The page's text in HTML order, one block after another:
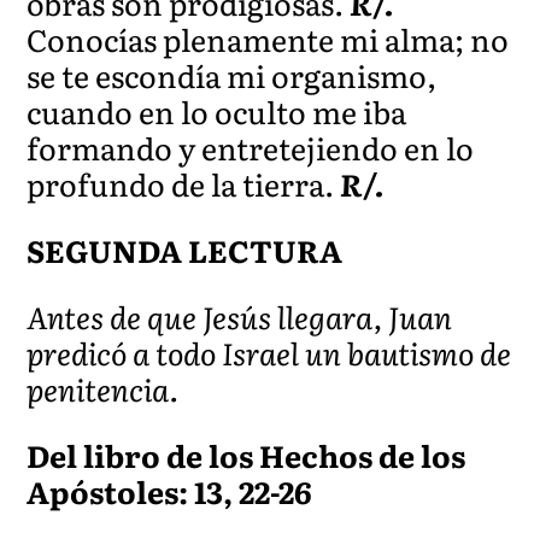
Conocías plenamente mi alma; no
se te escondía mi organismo,
cuando en lo oculto me iba
formando y entretejiendo en lo
profundo de la tierra.R/.
SEGUNDA LECTURA
Antes de que Jesús llegara, Juan
predicó a todo Israel un bautismo de
penitencia.
Del libro de los Hechos de los
Apóstoles: 13, 22-26